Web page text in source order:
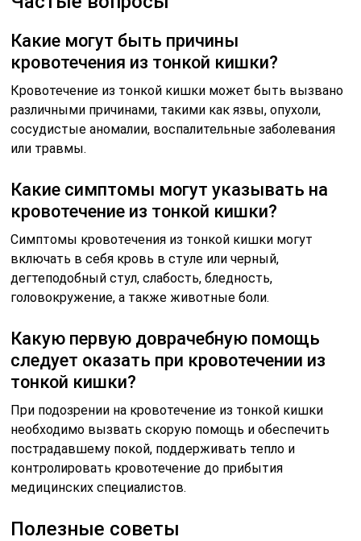
Какие могут быть причины
кровотечения из тонкой кишки?
Кровотечение из тонкой кишки может быть вызвано
различными причинами, такими как язвы, опухоли,
сосудистые аномалии, воспалительные заболевания
или травмы.
Какие симптомы могут указывать на
кровотечение из тонкой кишки?
Симптомы кровотечения из тонкой кишки могут
включать в себя кровь в стуле или черный,
дегтеподобный стул, слабость, бледность,
головокружение, а также животные боли.
Какую первую доврачебную помощь
следует оказать при кровотечении из
тонкой кишки?
При подозрении на кровотечение из тонкой кишки
необходимо вызвать скорую помощь и обеспечить
пострадавшему покой, поддерживать тепло и
контролировать кровотечение до прибытия
медицинских специалистов.
Полезные советы